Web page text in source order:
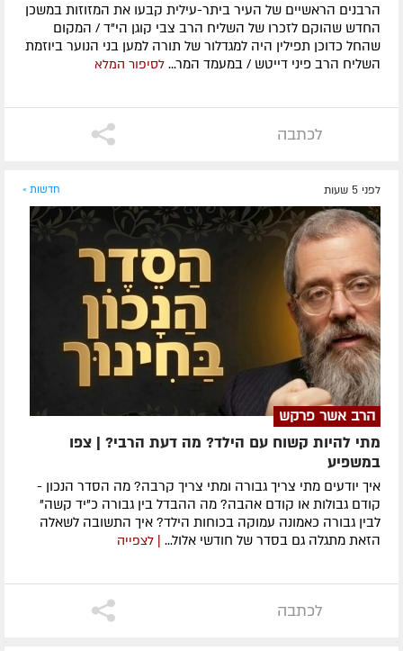
הרבנים הראשיים של העיר ביתר-עילית קבעו את המזוזות במשכן
החדש שהוקם לזכרו של השליח הרב צבי קוגן הי"ד / המקום
שהחל כדוכן תפילין היה למגדלור של תורה למען בני הנוער ביוזמת
השליח הרב פיני דייטש / במעמד המר... לסיפור המלא
לכתבה
לפני 5 שעות חדשות »
הרב אשר פרקש
מתי להיות קשוח עם הילד? מה דעת הרבי? | צפו
במשפיע
איך יודעים מתי צריך גבורה ומתי צריך קרבה? מה הסדר הנכון -
קודם גבולות או קודם אהבה? מה ההבדל בין גבורה כ"יד קשה"
לבין גבורה כאמונה עמוקה בכוחות הילד? איך התשובה לשאלה
הזאת מתגלה גם בסדר של חודשי אלול... | לצפייה
לכתבה